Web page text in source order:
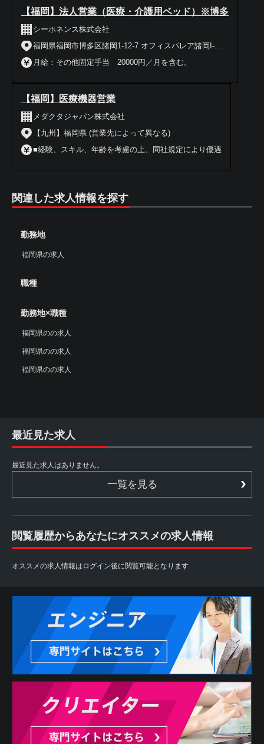
【福岡】法人営業（医療・介護用ベッド）※博多
シーホネンス株式会社
福岡県福岡市博多区諸岡1-12-7 オフィスパレア諸岡I-...
月給：その他固定手当 20000円／月を含む。
【福岡】医療機器営業
メダクタジャパン株式会社
【九州】福岡県 (営業先によって異なる)
■経験、スキル、年齢を考慮の上、同社規定により優遇
関連した求人情報を探す
勤務地
福岡県の求人
職種
勤務地×職種
福岡県のの求人
福岡県のの求人
福岡県のの求人
最近見た求人
最近見た求人はありません。
一覧を見る
閲覧履歴からあなたにオススメの求人情報
オススメの求人情報はログイン後に閲覧可能となります